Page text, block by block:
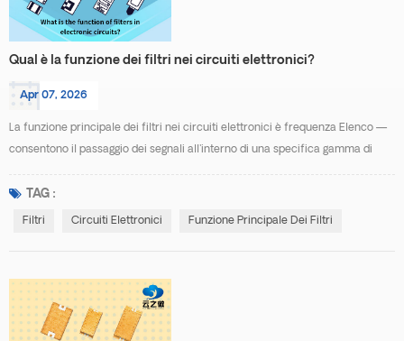
Qual è la funzione dei filtri nei circuiti elettronici?
Apr 07, 2026
La funzione principale dei filtri nei circuiti elettronici è frequenza Elenco —
consentono il passaggio dei segnali all'interno di una specifica gamma di
frequenze. In sostanza, agiscono come "controllori del traffico" per
l'elaborazione del segnale, ottimizzando le prestazioni del sistema attraverso
TAG :
Filtri Circuiti Elettronici Funzione Principale Dei Filtri